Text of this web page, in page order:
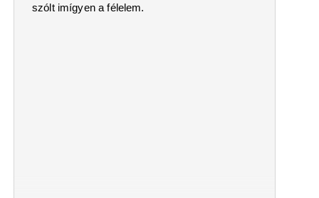
szólt imígyen a félelem.